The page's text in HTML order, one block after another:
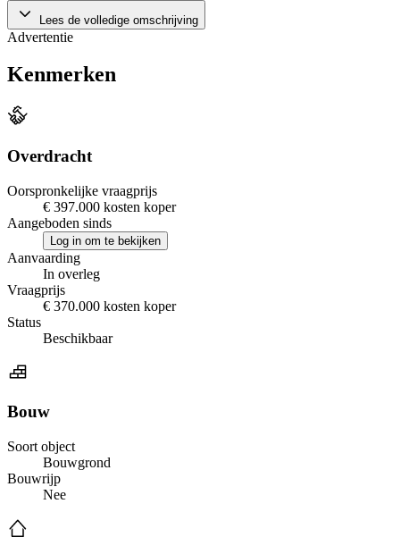
Lees de volledige omschrijving
Advertentie
Kenmerken
Overdracht
Oorspronkelijke vraagprijs
€ 397.000 kosten koper
Aangeboden sinds
Log in om te bekijken
Aanvaarding
In overleg
Vraagprijs
€ 370.000 kosten koper
Status
Beschikbaar
Bouw
Soort object
Bouwgrond
Bouwrijp
Nee